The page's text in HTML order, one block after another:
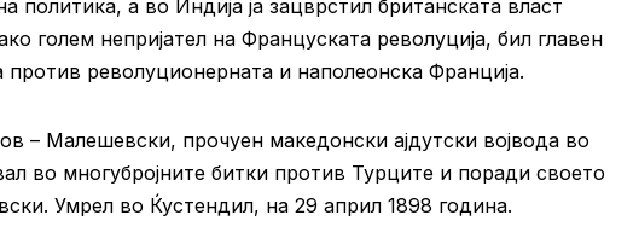
политика, а во Индија ја зацврстил британската власт
голем непријател на Француската револуција, бил главен
против револуционерната и наполеонска Франција.
– Малешевски, прочуен македонски ајдутски војвода во
во многубројните битки против Турците и поради своето
Умрел во Ќустендил, на 29 април 1898 година.